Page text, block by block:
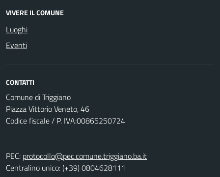
VIVERE IL COMUNE
Luoghi
Eventi
CONTATTI
Comune di Triggiano
Piazza Vittorio Veneto, 46
Codice fiscale / P. IVA:00865250724
PEC: protocollo@pec.comune.triggiano.ba.it
Centralino unico: (+39) 0804628111